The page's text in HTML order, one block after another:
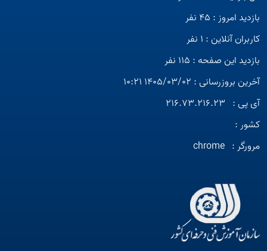
بازدید امروز : 45 نفر
کاربران آنلاین : 1 نفر
بازدید این صفحه : 115 نفر
آخرین بروزرسانی : 1405/03/02 10:21
آی پی : 216.73.216.23
کشور :
مرورگر : chrome